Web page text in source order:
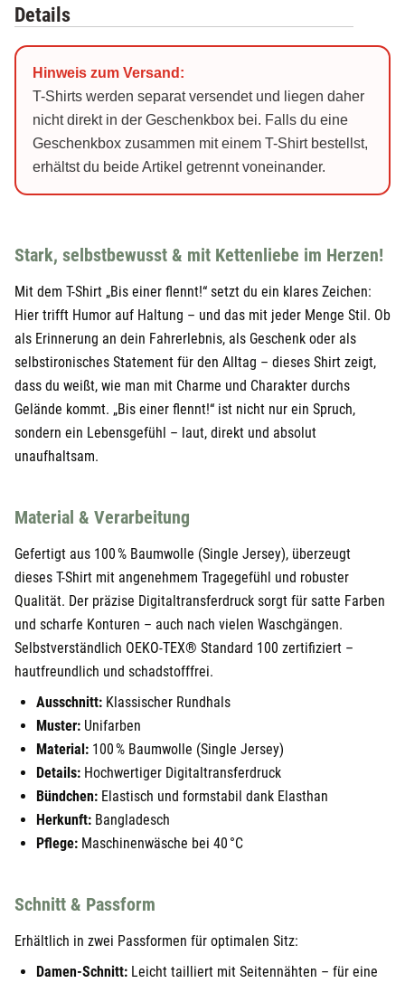
Pink
Schwarz M 24,95 €29,90 €
29,90 €
Schwarz XL 24,95 €29,90 €
Weiß S 24,95 €29,90 €
Weiß M 24,95 €29,90 €
24,95 €
Weiß XL 24,95 € 29,90 €
Weiß XXL 24,95 €29,90 €
Details
Hinweis zum Versand:
T-Shirts werden separat versendet und liegen daher
nicht direkt in der Geschenkbox bei. Falls du eine
Geschenkbox zusammen mit einem T-Shirt bestellst,
erhältst du beide Artikel getrennt voneinander.
Stark, selbstbewusst & mit Kettenliebe im Herzen!
Mit dem T-Shirt „Bis einer flennt!“ setzt du ein klares Zeichen:
Hier trifft Humor auf Haltung – und das mit jeder Menge Stil. Ob
als Erinnerung an dein Fahrerlebnis, als Geschenk oder als
selbstironisches Statement für den Alltag – dieses Shirt zeigt,
dass du weißt, wie man mit Charme und Charakter durchs
Gelände kommt. „Bis einer flennt!“ ist nicht nur ein Spruch,
sondern ein Lebensgefühl – laut, direkt und absolut
unaufhaltsam.
Material & Verarbeitung
Gefertigt aus 100 % Baumwolle (Single Jersey), überzeugt
dieses T-Shirt mit angenehmem Tragegefühl und robuster
Qualität. Der präzise Digitaltransferdruck sorgt für satte Farben
und scharfe Konturen – auch nach vielen Waschgängen.
Selbstverständlich OEKO-TEX® Standard 100 zertifiziert –
hautfreundlich und schadstofffrei.
Ausschnitt: Klassischer Rundhals
Muster: Unifarben
Material: 100 % Baumwolle (Single Jersey)
Details: Hochwertiger Digitaltransferdruck
Bündchen: Elastisch und formstabil dank Elasthan
Herkunft: Bangladesch
Pflege: Maschinenwäsche bei 40 °C
Schnitt & Passform
Erhältlich in zwei Passformen für optimalen Sitz:
Damen-Schnitt: Leicht tailliert mit Seitennähten – für eine